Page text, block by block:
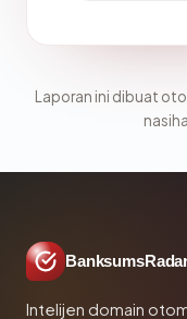
Laporan ini dibuat
Intelijen domain